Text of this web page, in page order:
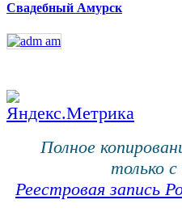
Свадебный Амурск
Полное
только
Реестровая запись